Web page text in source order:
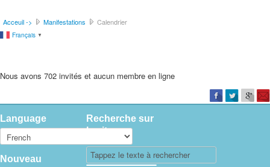
Acceuil -> Manifestations Calendrier
Français ▼
Nous avons 702 invités et aucun membre en ligne
Language
Nouveau
Recherche sur
le site